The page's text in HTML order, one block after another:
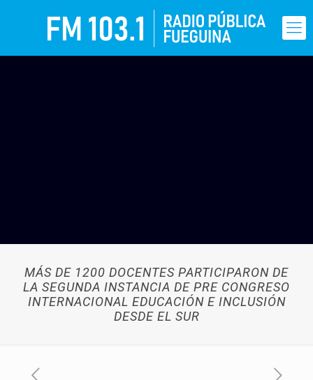
MÁS DE 1200 DOCENTES PARTICIPARON DE
LA SEGUNDA INSTANCIA DE PRE CONGRESO
INTERNACIONAL EDUCACIÓN E INCLUSIÓN
DESDE EL SUR